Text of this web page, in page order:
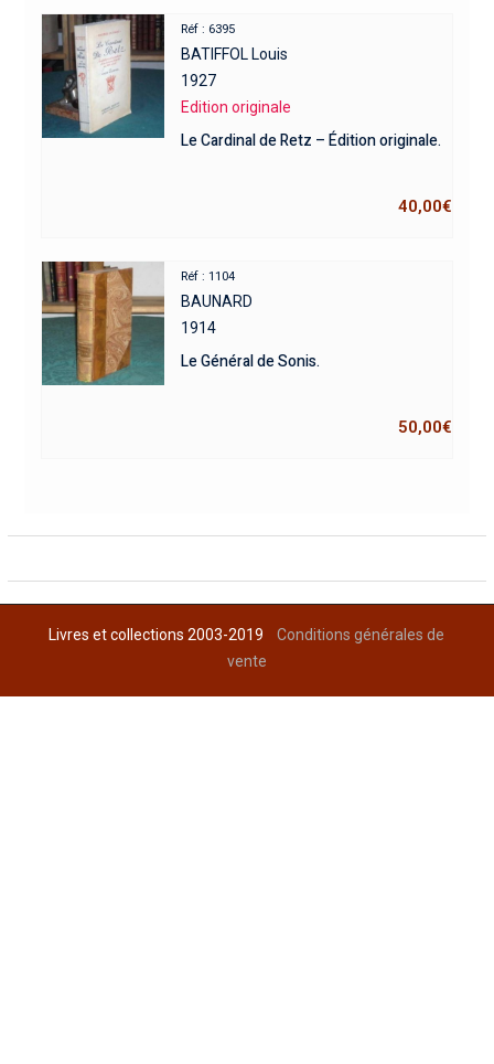
Réf : 6395
BATIFFOL Louis
1927
Edition originale
Le Cardinal de Retz – Édition originale.
40,00€
Réf : 1104
BAUNARD
1914
Le Général de Sonis.
50,00€
Livres et collections 2003-2019Conditions générales de
vente